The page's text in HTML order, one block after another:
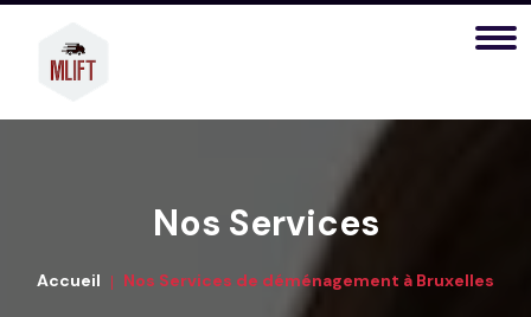
Nos Services
Accueil Nos Services de déménagement à Bruxelles